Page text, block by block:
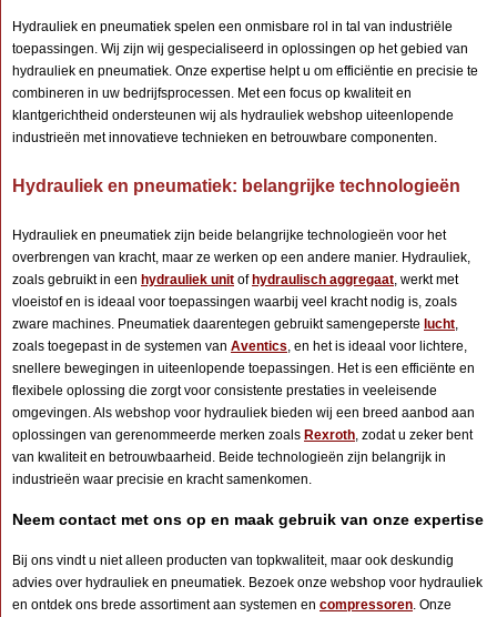
Hydrauliek en pneumatiek spelen een onmisbare rol in tal van industriële
toepassingen. Wij zijn wij gespecialiseerd in oplossingen op het gebied van
hydrauliek en pneumatiek. Onze expertise helpt u om efficiëntie en precisie te
combineren in uw bedrijfsprocessen. Met een focus op kwaliteit en
klantgerichtheid ondersteunen wij als hydrauliek webshop uiteenlopende
industrieën met innovatieve technieken en betrouwbare componenten.
Hydrauliek en pneumatiek: belangrijke technologieën
Hydrauliek en pneumatiek zijn beide belangrijke technologieën voor het
overbrengen van kracht, maar ze werken op een andere manier. Hydrauliek,
zoals gebruikt in een hydrauliek unit of hydraulisch aggregaat, werkt met
vloeistof en is ideaal voor toepassingen waarbij veel kracht nodig is, zoals
zware machines. Pneumatiek daarentegen gebruikt samengeperste lucht,
zoals toegepast in de systemen van Aventics, en het is ideaal voor lichtere,
snellere bewegingen in uiteenlopende toepassingen. Het is een efficiënte en
flexibele oplossing die zorgt voor consistente prestaties in veeleisende
omgevingen. Als webshop voor hydrauliek bieden wij een breed aanbod aan
oplossingen van gerenommeerde merken zoals Rexroth, zodat u zeker bent
van kwaliteit en betrouwbaarheid. Beide technologieën zijn belangrijk in
industrieën waar precisie en kracht samenkomen.
Neem contact met ons op en maak gebruik van onze expertise
Bij ons vindt u niet alleen producten van topkwaliteit, maar ook deskundig
advies over hydrauliek en pneumatiek. Bezoek onze webshop voor hydrauliek
en ontdek ons brede assortiment aan systemen en compressoren. Onze